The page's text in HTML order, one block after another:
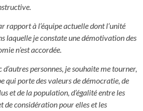
rapport à l’équipe actuelle dont l’unité
laquelle je constate une démotivation des
n’est accordée.
d’autres personnes, je souhaite me tourner,
qui porte des valeurs de démocratie, de
et de la population, d’égalité entre les
de considération pour elles et les